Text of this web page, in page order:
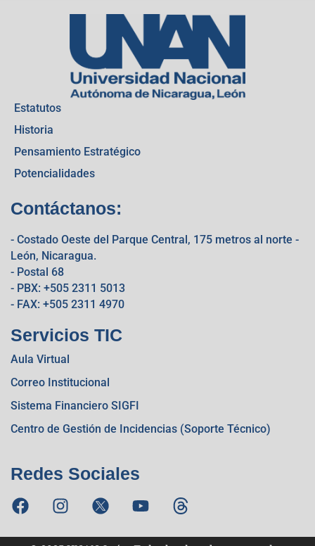
Estatutos
Historia
Pensamiento Estratégico
Potencialidades
Contáctanos:
- Costado Oeste del Parque Central, 175 metros al norte -
León, Nicaragua.
- Postal 68
- PBX: +505 2311 5013
- FAX: +505 2311 4970
Servicios TIC
Aula Virtual
Correo Institucional
Sistema Financiero SIGFI
Centro de Gestión de Incidencias (Soporte Técnico)
Redes Sociales